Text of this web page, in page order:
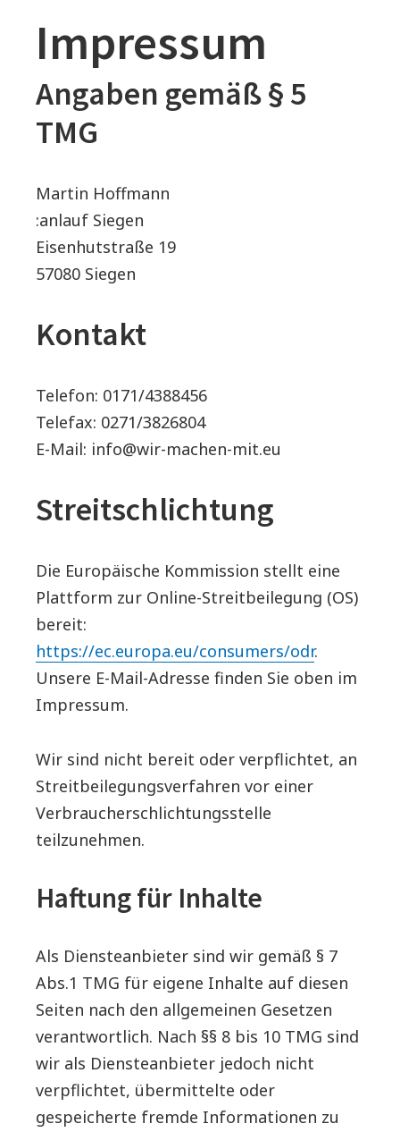
Impressum
Angaben gemäß § 5
TMG
Martin Hoffmann
:anlauf Siegen
Eisenhutstraße 19
57080 Siegen
Kontakt
Telefon: 0171/4388456
Telefax: 0271/3826804
E-Mail: info@wir-machen-mit.eu
Streitschlichtung
Die Europäische Kommission stellt eine
Plattform zur Online-Streitbeilegung (OS)
bereit:
https://ec.europa.eu/consumers/odr.
Unsere E-Mail-Adresse finden Sie oben im
Impressum.
Wir sind nicht bereit oder verpflichtet, an
Streitbeilegungsverfahren vor einer
Verbraucherschlichtungsstelle
teilzunehmen.
Haftung für Inhalte
Als Diensteanbieter sind wir gemäß § 7
Abs.1 TMG für eigene Inhalte auf diesen
Seiten nach den allgemeinen Gesetzen
verantwortlich. Nach §§ 8 bis 10 TMG sind
wir als Diensteanbieter jedoch nicht
verpflichtet, übermittelte oder
gespeicherte fremde Informationen zu